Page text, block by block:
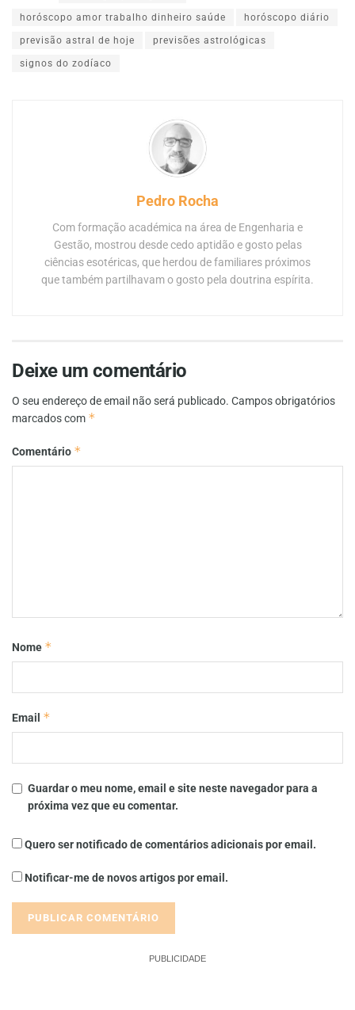
horóscopo amor trabalho dinheiro saúde horóscopo diário
previsão astral de hoje previsões astrológicas
signos do zodíaco
Pedro Rocha
Com formação académica na área de Engenharia e
Gestão, mostrou desde cedo aptidão e gosto pelas
ciências esotéricas, que herdou de familiares próximos
que também partilhavam o gosto pela doutrina espírita.
Deixe um comentário
O seu endereço de email não será publicado. Campos obrigatórios
marcados com *
Comentário *
Nome *
Email *
Guardar o meu nome, email e site neste navegador para a
próxima vez que eu comentar.
Quero ser notificado de comentários adicionais por email.
Notificar-me de novos artigos por email.
PUBLICIDADE